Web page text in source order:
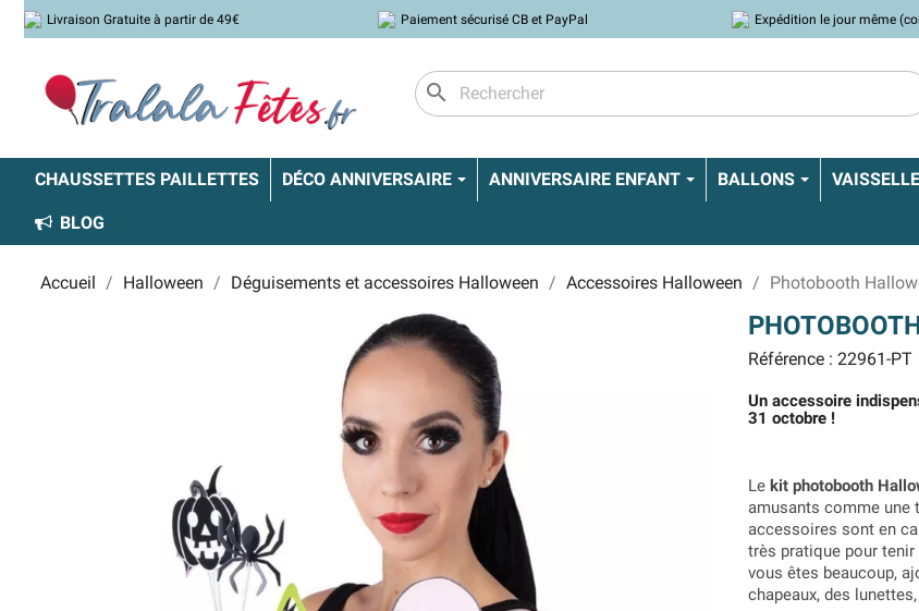
Livraison Gratuite à partir de 49€ Paiement sécurisé CB et PayPal Expédition le jour même
search
CHAUSSETTES PAILLETTES DÉCO ANNIVERSAIRE ANNIVERSAIRE ENFANT BALLONS VAISSELLE
BLOG
Accueil Halloween Déguisements et accessoires Halloween Accessoires Halloween Photobooth
Référence : 22961-PT
Un accessoire
31 octobre !
Le kit photobooth
amusants comme une
accessoires sont en
très pratique pour tenir
vous êtes beaucoup,
chapeaux, des